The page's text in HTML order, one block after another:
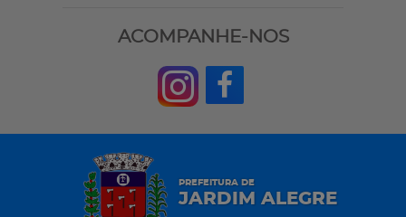
ACOMPANHE-NOS
PREFEITURA DE
JARDIM ALEGRE